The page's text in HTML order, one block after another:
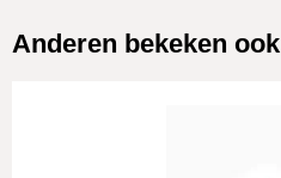
Anderen bekeken ook